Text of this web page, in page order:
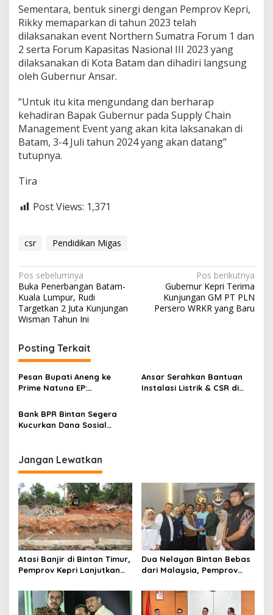
Sementara, bentuk sinergi dengan Pemprov Kepri,
Rikky memaparkan di tahun 2023 telah
dilaksanakan event Northern Sumatra Forum 1 dan
2 serta Forum Kapasitas Nasional III 2023 yang
dilaksanakan di Kota Batam dan dihadiri langsung
oleh Gubernur Ansar.
“Untuk itu kita mengundang dan berharap
kehadiran Bapak Gubernur pada Supply Chain
Management Event yang akan kita laksanakan di
Batam, 3-4 Juli tahun 2024 yang akan datang”
tutupnya.
Tira
Post Views: 1,371
csr Pendidikan Migas
N
a
v
g
a
s
p
o
Pos sebelumnya
Buka Penerbangan Batam-
Kuala Lumpur, Rudi
Targetkan 2 Juta Kunjungan
Wisman Tahun Ini
Pos berikutnya
Gubernur Kepri Terima
Kunjungan GM PT PLN
Persero WRKR yang Baru
Posting Terkait
Pesan Bupati Aneng ke
Prime Natuna EP:
Lokal dan CSR
Berkelanjutan
Ansar Serahkan Bantuan
Instalasi Listrik & CSR di
Bank BPR Bintan Segera
Kucurkan Dana Sosial
Jangan Lewatkan
Atasi Banjir di Bintan Timur,
Pemprov Kepri Lanjutkan
di Kampung Purwodadi
Dua Nelayan Bintan Bebas
dari Malaysia, Pemprov
ke Tanah Air